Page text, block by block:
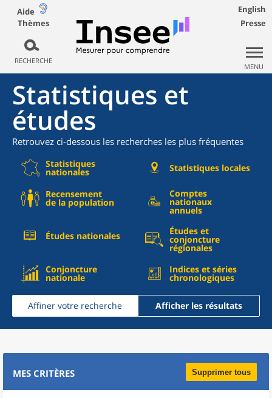
Aide
Thèmes
RECHERCHE
English
Presse
MENU
Statistiques et
études
Retrouvez ci-dessous les recherches les plus fréquentes
Statistiques
nationales Statistiques locales
Recensement
de la population
Comptes
nationaux
annuels
Études nationales Études et
conjoncture
régionales
Conjoncture
nationale
Indices et séries
chronologiques
Affiner votre recherche Afficher les résultats
MES CRITÈRES Supprimer tous